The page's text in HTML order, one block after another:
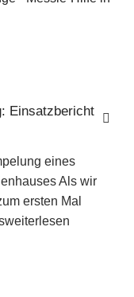
Einsatzbericht
eines
Als wir
ersten Mal